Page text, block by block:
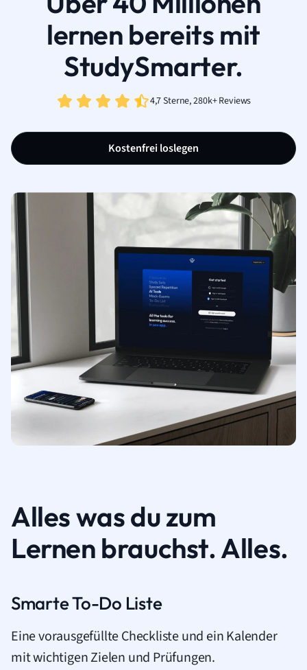
lernen bereits mit
StudySmarter.
4,7 Sterne, 280k+ Reviews
Kostenfrei loslegen
Alles was du zum
Lernen brauchst. Alles.
Smarte To-Do Liste
Eine vorausgefüllte Checkliste und ein Kalender
mit wichtigen Zielen und Prüfungen.